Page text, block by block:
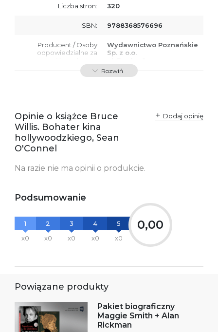
Liczba stron: 320
ISBN: 9788368576696
Producent / Osoby
odpowiedzialne za
przepisami:
Wydawnictwo Poznańskie
Sp. z o.o.
61-701 Poznań
Polska
Ostrzeżenia oraz
informacje dotyczące
bezpieczeństwa:
Rozwiń
Opinie o książce Bruce
Willis. Bohater kina
hollywoodzkiego, Sean
O'Connel
Dodaj opinię
Na razie nie ma opinii o produkcie.
Podsumowanie
1
x0
2
x0
3
x0
4
x0
5
x0
0,00
Powiązane produkty
Pakiet biograficzny
Maggie Smith + Alan
Rickman